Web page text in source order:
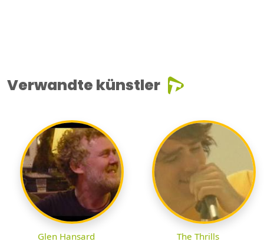
Verwandte künstler
Glen Hansard The Thrills